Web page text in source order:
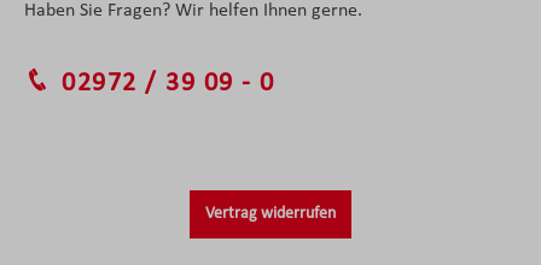
Haben Sie Fragen? Wir helfen Ihnen gerne.
02972 / 39 09 - 0
Vertrag widerrufen